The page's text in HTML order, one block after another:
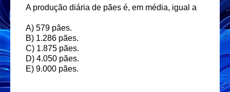
A produção diária de pães é, em média, igual a
A) 579 pães.
B) 1.286 pães.
C) 1.875 pães.
D) 4.050 pães.
E) 9.000 pães.